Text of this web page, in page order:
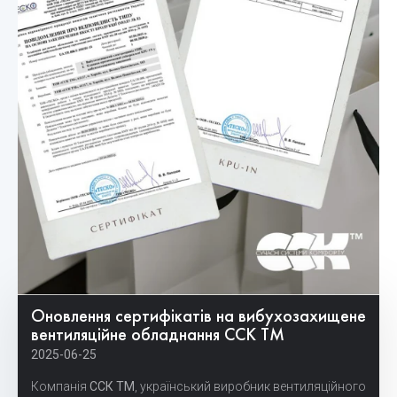
Оновлення сертифікатів на вибухозахищене
вентиляційне обладнання ССК ТМ
2025-06-25
Компанія ССК ТМ , український виробник вентиляційного